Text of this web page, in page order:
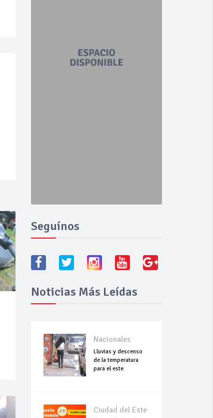
Seguínos
Noticias Más Leídas
Nacionales
Lluvias y descenso
de la temperatura
para el este
Ciudad del Este